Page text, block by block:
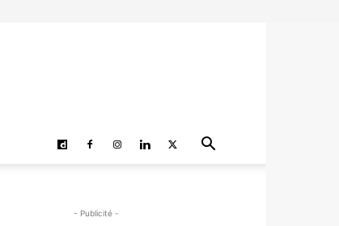
- Publicité -